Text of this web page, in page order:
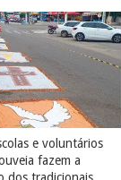
e voluntários
fazem a